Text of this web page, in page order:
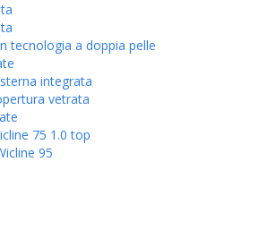
tecnologia a doppia pelle
integrata
vetrata
75 1.0 top
95